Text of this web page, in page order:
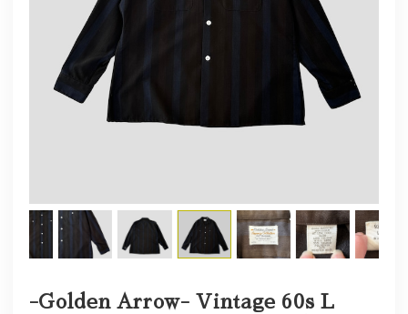
-Golden Arrow- Vintage 60s L